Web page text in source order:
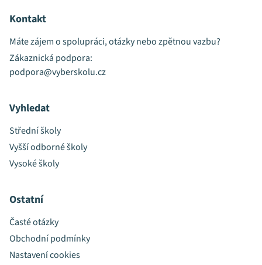
Kontakt
Máte zájem o spolupráci, otázky nebo zpětnou vazbu?
Zákaznická podpora:
podpora@vyberskolu.cz
Vyhledat
Střední školy
Vyšší odborné školy
Vysoké školy
Ostatní
Časté otázky
Obchodní podmínky
Nastavení cookies